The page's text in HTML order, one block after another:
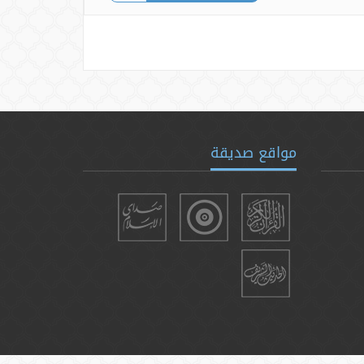
مواقع صديقة